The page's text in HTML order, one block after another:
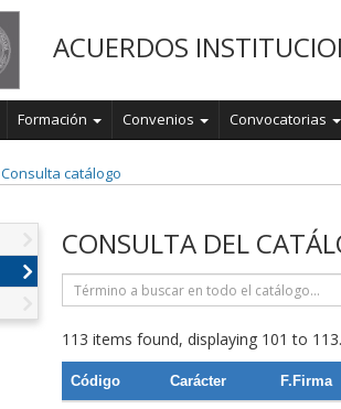
ACUERDOS
Formación Convenios Convocatorias
Consulta catálogo
CONSULTA DEL
113 items found, displaying 101 to 113.
Código Carácter F.Firma